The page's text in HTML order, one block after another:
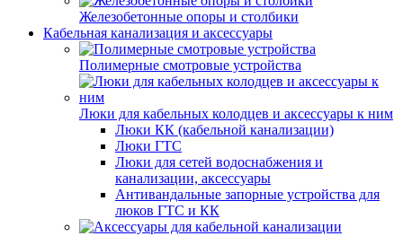
Железобетонные опоры и столбики
Кабельная канализация и аксессуары
Полимерные смотровые устройства
Люки для кабельных колодцев и аксессуары к ним
Люки КК (кабельной канализации)
Люки ГТС
Люки для сетей водоснабжения и
канализации, аксессуары
Антивандальные запорные устройства для
люков ГТС и КК